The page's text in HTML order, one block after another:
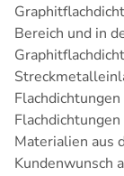
Bereich und in
Materialien aus
Kundenwunsch